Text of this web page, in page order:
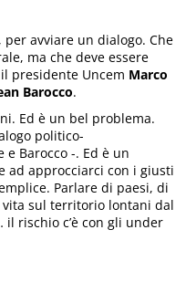
avviare un dialogo. Che
ma che deve essere
presidente Uncem Marco
Barocco.
Ed è un bel problema.
politico-
Barocco -. Ed è un
ad approcciarci con i giusti
Parlare di paesi, di
sul territorio lontani dal
rischio c’è con gli under